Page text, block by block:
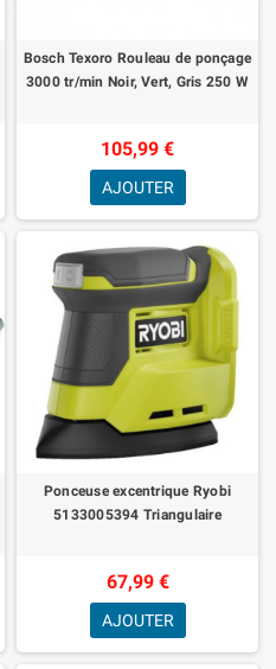
Bosch Texoro Rouleau de ponçage
3000 tr/min Noir, Vert, Gris 250 W
105,99 €
AJOUTER
Ponceuse excentrique Ryobi
5133005394 Triangulaire
67,99 €
AJOUTER